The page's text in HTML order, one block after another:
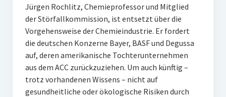
Jürgen Rochlitz, Chemieprofessor und Mitglied
der Störfallkommission, ist entsetzt über die
Vorgehensweise der Chemieindustrie. Er fordert
die deutschen Konzerne Bayer, BASF und Degussa
auf, deren amerikanische Tochterunternehmen
aus dem ACC zurückzuziehen. Um auch künftig –
trotz vorhandenen Wissens – nicht auf
gesundheitliche oder ökologische Risiken durch